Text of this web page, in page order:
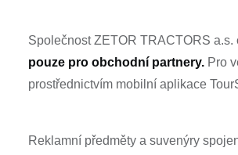
Aktuální
Společnost ZETOR TRACTORS a.s.
pouze pro obchodní partnery. Pro
prostřednictvím mobilní aplikace
Reklamní předměty a suvenýry